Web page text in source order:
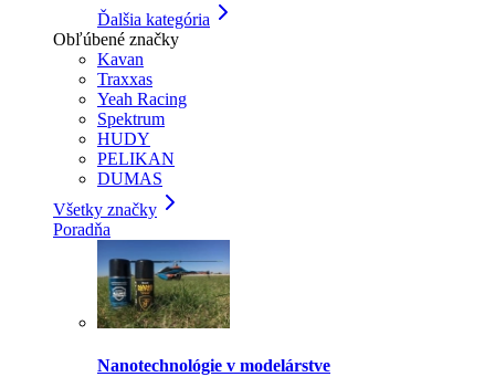
Ďalšia kategória
Obľúbené značky
Kavan
Traxxas
Yeah Racing
Spektrum
HUDY
PELIKAN
DUMAS
Všetky značky
Poradňa
Nanotechnológie v modelárstve